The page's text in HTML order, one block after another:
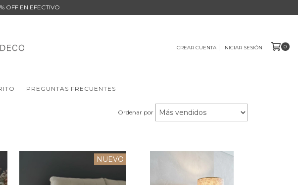
OFF EN EFECTIVO
CREAR CUENTA INICIAR SESIÓN 0
PREGUNTAS FRECUENTES
Ordenar por
NUEVO